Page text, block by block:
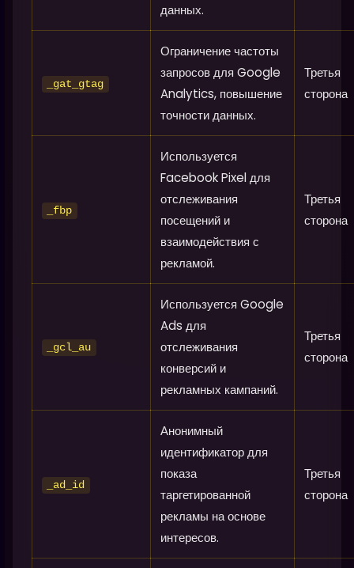
данных.
_gat_gtag
Ограничение частоты
запросов для Google
Analytics, повышение
точности данных.
Третья
сторона
_fbp
Используется
Facebook Pixel для
отслеживания
посещений и
взаимодействия с
рекламой.
Третья
сторона
_gcl_au
Используется Google
Ads для
отслеживания
конверсий и
рекламных кампаний.
Третья
сторона
_ad_id
Анонимный
идентификатор для
показа
таргетированной
рекламы на основе
интересов.
Третья
сторона